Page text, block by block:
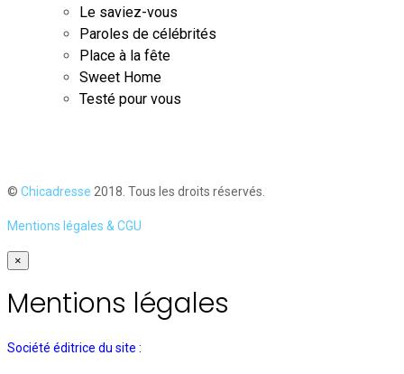
Le saviez-vous
Paroles de célébrités
Place à la fête
Sweet Home
Testé pour vous
© Chicadresse 2018. Tous les droits réservés.
Mentions légales & CGU
×
Mentions légales
Société éditrice du site :